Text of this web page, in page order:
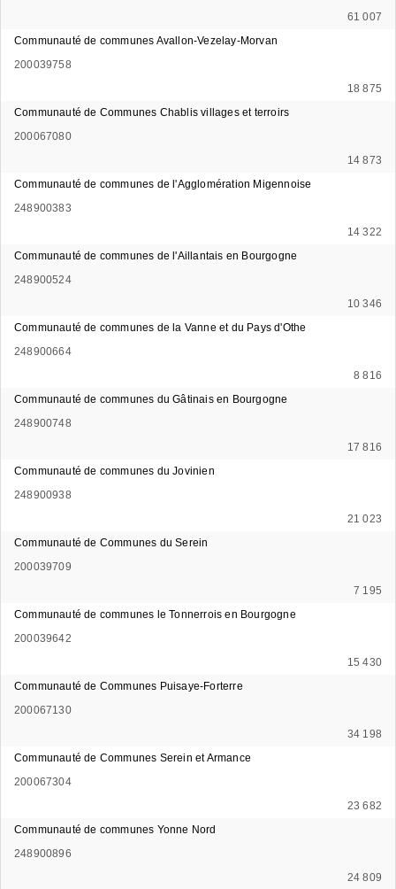
61 007
Communauté de communes Avallon-Vezelay-Morvan
200039758
18 875
Communauté de Communes Chablis villages et terroirs
200067080
14 873
Communauté de communes de l'Agglomération Migennoise
248900383
14 322
Communauté de communes de l'Aillantais en Bourgogne
248900524
10 346
Communauté de communes de la Vanne et du Pays d'Othe
248900664
8 816
Communauté de communes du Gâtinais en Bourgogne
248900748
17 816
Communauté de communes du Jovinien
248900938
21 023
Communauté de Communes du Serein
200039709
7 195
Communauté de communes le Tonnerrois en Bourgogne
200039642
15 430
Communauté de Communes Puisaye-Forterre
200067130
34 198
Communauté de Communes Serein et Armance
200067304
23 682
Communauté de communes Yonne Nord
248900896
24 809